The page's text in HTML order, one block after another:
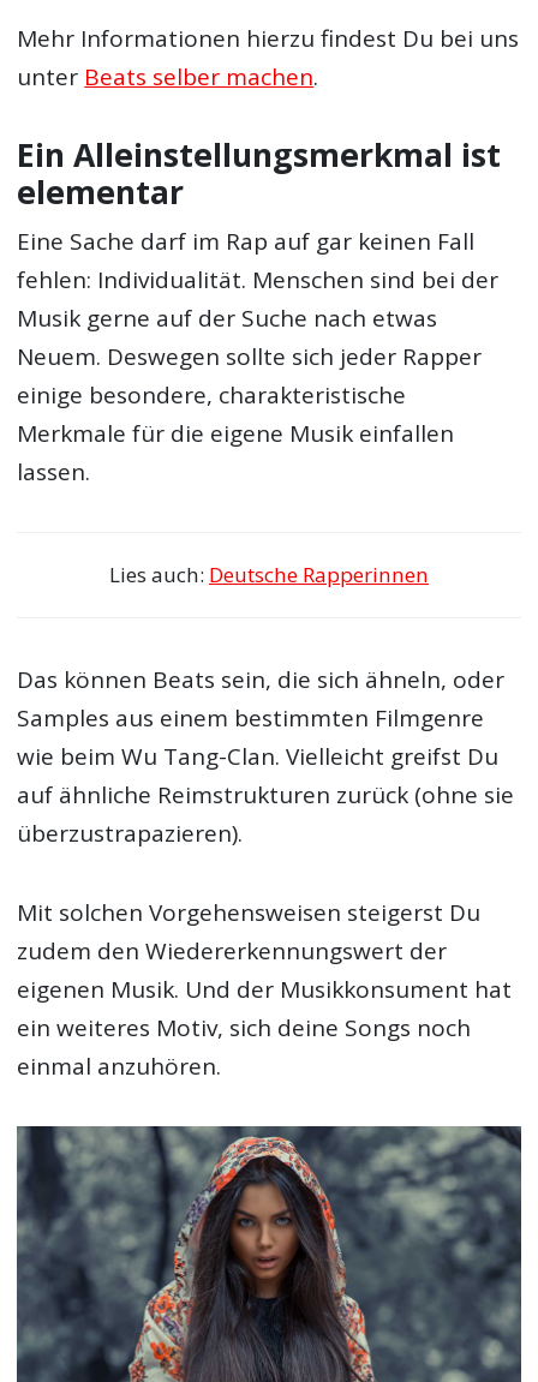
Mehr Informationen hierzu findest Du bei uns
unter Beats selber machen.
Ein Alleinstellungsmerkmal ist
elementar
Eine Sache darf im Rap auf gar keinen Fall
fehlen: Individualität. Menschen sind bei der
Musik gerne auf der Suche nach etwas
Neuem. Deswegen sollte sich jeder Rapper
einige besondere, charakteristische
Merkmale für die eigene Musik einfallen
lassen.
Lies auch: Deutsche Rapperinnen
Das können Beats sein, die sich ähneln, oder
Samples aus einem bestimmten Filmgenre
wie beim Wu Tang-Clan. Vielleicht greifst Du
auf ähnliche Reimstrukturen zurück (ohne sie
überzustrapazieren).
Mit solchen Vorgehensweisen steigerst Du
zudem den Wiedererkennungswert der
eigenen Musik. Und der Musikkonsument hat
ein weiteres Motiv, sich deine Songs noch
einmal anzuhören.